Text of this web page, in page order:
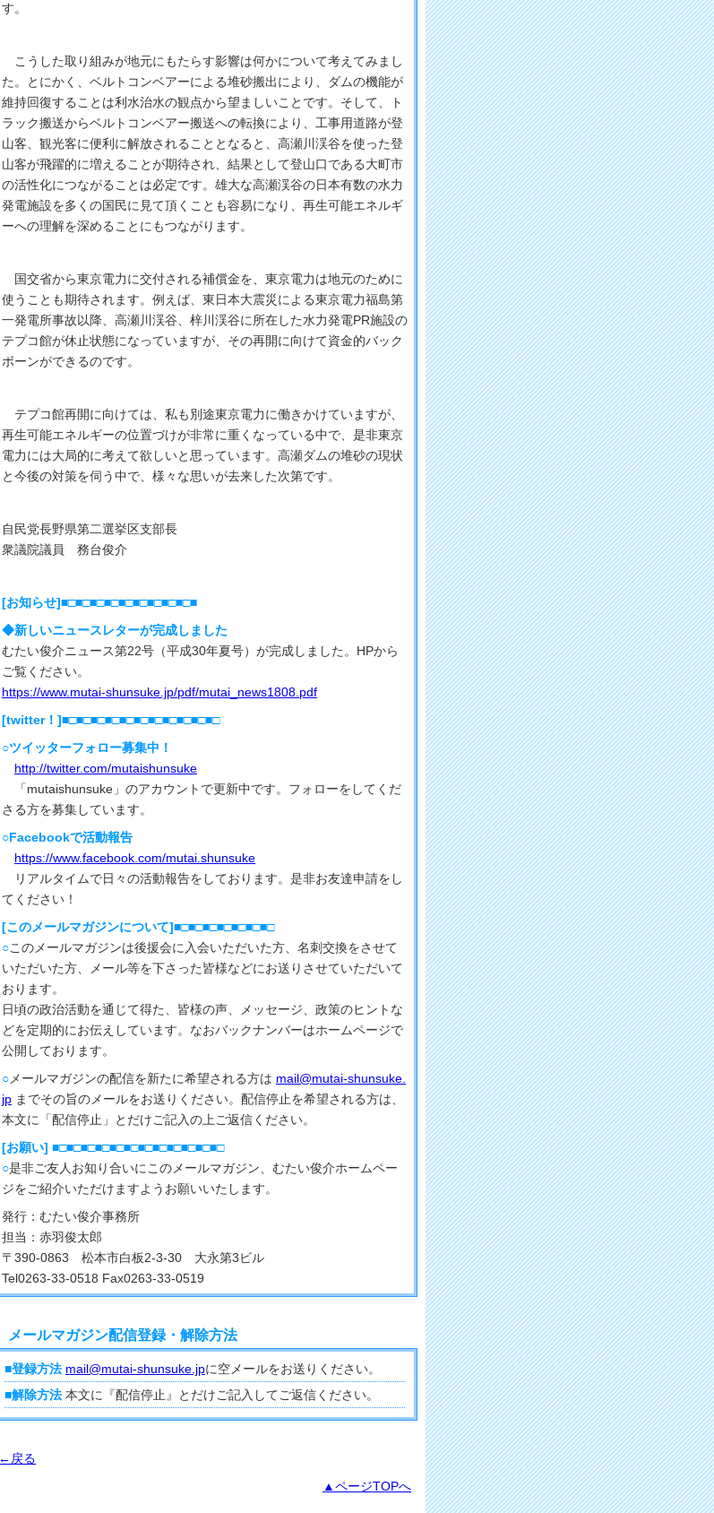
す。
こうした取り組みが地元にもたらす影響は何かについて考えてみまし
た。とにかく、ベルトコンベアーによる堆砂搬出により、ダムの機能が
維持回復することは利水治水の観点から望ましいことです。そして、ト
ラック搬送からベルトコンベアー搬送への転換により、工事用道路が登
山客、観光客に便利に解放されることとなると、高瀬川渓谷を使った登
山客が飛躍的に増えることが期待され、結果として登山口である大町市
の活性化につながることは必定です。雄大な高瀬渓谷の日本有数の水力
発電施設を多くの国民に見て頂くことも容易になり、再生可能エネルギ
ーへの理解を深めることにもつながります。
国交省から東京電力に交付される補償金を、東京電力は地元のために
使うことも期待されます。例えば、東日本大震災による東京電力福島第
一発電所事故以降、高瀬川渓谷、梓川渓谷に所在した水力発電PR施設の
テプコ館が休止状態になっていますが、その再開に向けて資金的バック
ボーンができるのです。
テプコ館再開に向けては、私も別途東京電力に働きかけていますが、
再生可能エネルギーの位置づけが非常に重くなっている中で、是非東京
電力には大局的に考えて欲しいと思っています。高瀬ダムの堆砂の現状
と今後の対策を伺う中で、様々な思いが去来した次第です。
自民党長野県第二選挙区支部長
衆議院議員 務台俊介
[お知らせ]■□■□■□■□■□■□■□■□■□■
◆新しいニュースレターが完成しました
むたい俊介ニュース第22号（平成30年夏号）が完成しました。HPから
ご覧ください。
https://www.mutai-shunsuke.jp/pdf/mutai_news1808.pdf
[twitter！]■□■□■□■□■□■□■□■□■□■□■□
○ツイッターフォロー募集中！
http://twitter.com/mutaishunsuke
「mutaishunsuke」のアカウントで更新中です。フォローをしてくだ
さる方を募集しています。
○Facebookで活動報告
https://www.facebook.com/mutai.shunsuke
リアルタイムで日々の活動報告をしております。是非お友達申請をし
てください！
[このメールマガジンについて]■□■□■□■□■□■□■□
○このメールマガジンは後援会に入会いただいた方、名刺交換をさせて
いただいた方、メール等を下さった皆様などにお送りさせていただいて
おります。
日頃の政治活動を通じて得た、皆様の声、メッセージ、政策のヒントな
どを定期的にお伝えしています。なおバックナンバーはホームページで
公開しております。
○ メールマガジンの配信を新たに希望される方は mail@mutai-shunsuke.
jp までその旨のメールをお送りください。配信停止を希望される方は、
本文に「配信停止」とだけご記入の上ご返信ください。
[お願い] ■□■□■□■□■□■□■□■□■□■□■□■□
○是非ご友人お知り合いにこのメールマガジン、むたい俊介ホームペー
ジをご紹介いただけますようお願いいたします。
発行：むたい俊介事務所
担当：赤羽俊太郎
〒390-0863 松本市白板2-3-30 大永第3ビル
Tel0263-33-0518 Fax0263-33-0519
メールマガジン配信登録・解除方法
■登録方法 mail@mutai-shunsuke.jpに空メールをお送りください。
■解除方法本文に『配信停止』とだけご記入してご返信ください。
←戻る
▲ページTOPへ